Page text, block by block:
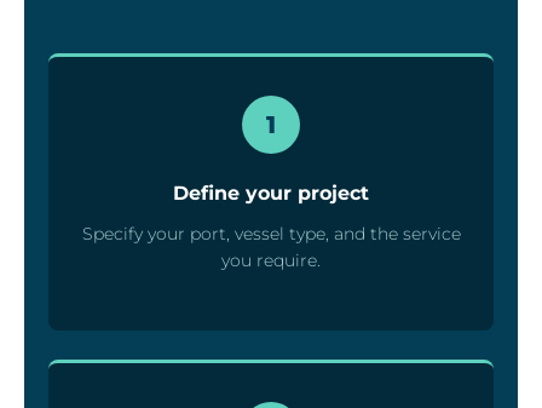
1
Define your project
Specify your port, vessel type, and the service
you require.